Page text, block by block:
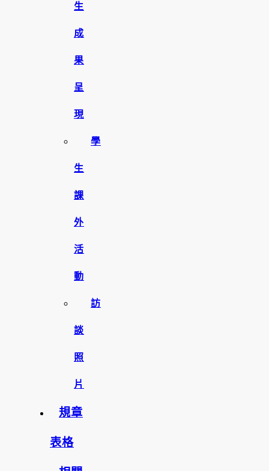
生
成
果
呈
現
學
生
課
外
活
動
訪
談
照
片
規章
表格